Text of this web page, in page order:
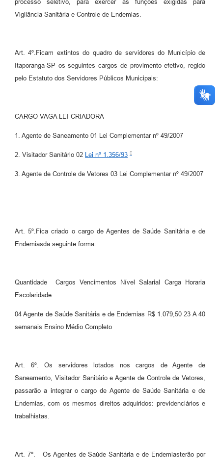
processo seletivo, para exercer as funções exigidas para
Vigilância Sanitária e Controle de Endemias.
Art. 4º.Ficam extintos do quadro de servidores do Município de
Itaporanga-SP os seguintes cargos de provimento efetivo, regido
pelo Estatuto dos Servidores Públicos Municipais:
CARGO VAGA LEI CRIADORA
1. Agente de Saneamento 01 Lei Complementar nº 49/2007
2. Visitador Sanitário 02 Lei nº 1.356/93
3. Agente de Controle de Vetores 03 Lei Complementar nº 49/2007
Art. 5º.Fica criado o cargo de Agentes de Saúde Sanitária e de
Endemiasda seguinte forma:
Quantidade Cargos Vencimentos Nível Salarial Carga Horaria
Escolaridade
04 Agente de Saúde Sanitária e de Endemias R$ 1.079,50 23 A 40
semanais Ensino Médio Completo
Art. 6º. Os servidores lotados nos cargos de Agente de
Saneamento, Visitador Sanitário e Agente de Controle de Vetores,
passarão a integrar o cargo de Agente de Saúde Sanitária e de
Endemias, com os mesmos direitos adquiridos: previdenciários e
trabalhistas.
Art. 7º. Os Agentes de Saúde Sanitária e de Endemiasterão por